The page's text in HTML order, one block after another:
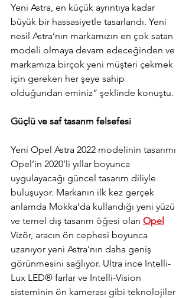
Yeni Astra, en küçük ayrıntıya kadar
büyük bir hassasiyetle tasarlandı. Yeni
nesil Astra’nın markamızın en çok satan
modeli olmaya devam edeceğinden ve
markamıza birçok yeni müşteri çekmek
için gereken her şeye sahip
olduğundan eminiz” şeklinde konuştu.
Güçlü ve saf tasarım felsefesi
Yeni Opel Astra 2022 modelinin tasarımı
Opel’in 2020’li yıllar boyunca
uygulayacağı güncel tasarım diliyle
buluşuyor. Markanın ilk kez gerçek
anlamda Mokka’da kullandığı yeni yüzü
ve temel dış tasarım öğesi olan Opel
Vizör, aracın ön cephesi boyunca
uzanıyor yeni Astra’nın daha geniş
görünmesini sağlıyor. Ultra ince Intelli-
Lux LED® farlar ve Intelli-Vision
sisteminin ön kamerası gibi teknolojiler